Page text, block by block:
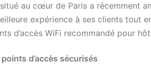
au cœur de Paris a récemment
expérience à ses clients tout
d’accès WiFi recommandé pour
d’accès sécurisés